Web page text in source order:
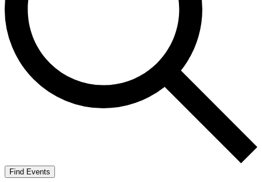
Find Events